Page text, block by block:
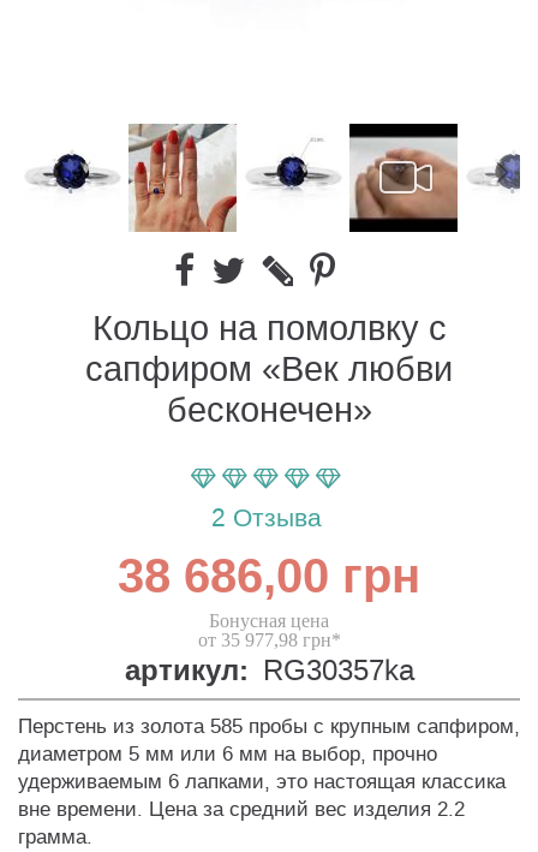
Кольцо на помолвку с
сапфиром «Век любви
бесконечен»
Параметр оценки:
100
% of100
2 Отзыва
38 686,00 грн
Бонусная цена
от 35 977,98 грн*
артикул: RG30357ka
Перстень из золота 585 пробы с крупным сапфиром,
диаметром 5 мм или 6 мм на выбор, прочно
удерживаемым 6 лапками, это настоящая классика
вне времени. Цена за средний вес изделия 2.2
грамма.